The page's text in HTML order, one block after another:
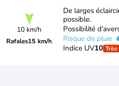
10 km/h
Rafales15 km/h
De larges
possible.
Possibilité
Risque de pluie
Indice UV10